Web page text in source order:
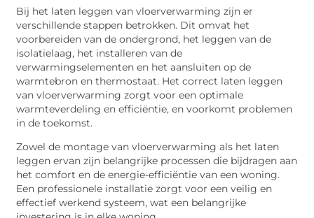
Bij het laten leggen van vloerverwarming zijn er
verschillende stappen betrokken. Dit omvat het
voorbereiden van de ondergrond, het leggen van de
isolatielaag, het installeren van de
verwarmingselementen en het aansluiten op de
warmtebron en thermostaat. Het correct laten leggen
van vloerverwarming zorgt voor een optimale
warmteverdeling en efficiëntie, en voorkomt problemen
in de toekomst.
Zowel de montage van vloerverwarming als het laten
leggen ervan zijn belangrijke processen die bijdragen aan
het comfort en de energie-efficiëntie van een woning.
Een professionele installatie zorgt voor een veilig en
effectief werkend systeem, wat een belangrijke